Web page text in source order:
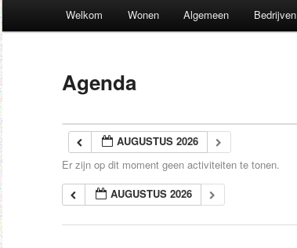
Spring
de
primaire
inhoud
Welkom Wonen Algemeen Bedrijven
Agenda
AUGUSTUS 2026
Er zijn op dit moment geen activiteiten te tonen.
AUGUSTUS 2026